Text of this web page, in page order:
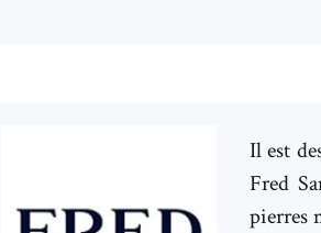
Il est
Fred
pierres